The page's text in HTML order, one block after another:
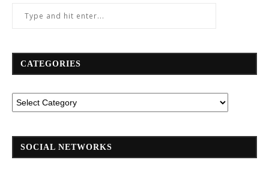
CATEGORIES
SOCIAL NETWORKS